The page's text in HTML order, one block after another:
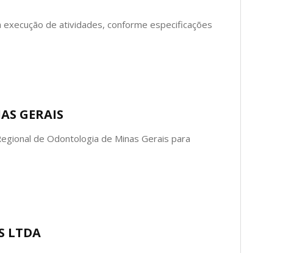
de atividades, conforme especificações
GERAIS
de Odontologia de Minas Gerais para
LTDA